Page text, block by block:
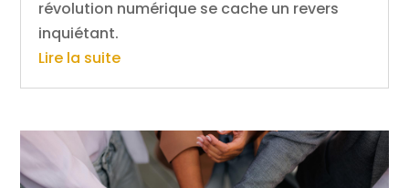
révolution numérique se cache un revers
inquiétant.
Lire la suite